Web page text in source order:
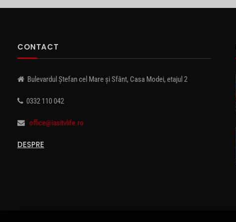
CONTACT
Bulevardul Ștefan cel Mare și Sfânt, Casa Modei, etajul 2
0332 110 042
office@iasitvlife.ro
DESPRE